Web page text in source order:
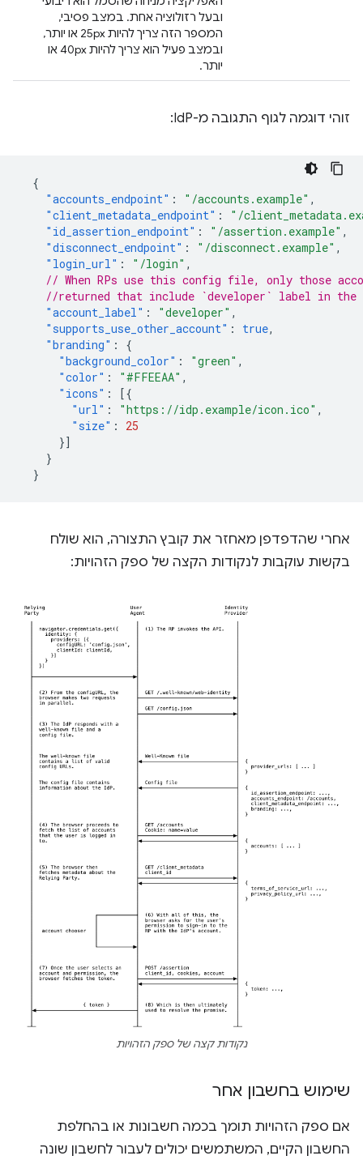
ובעל רזולוציה אחת. במצב פסיבי,
המספר הזה צריך להיות 25px או יותר,
ובמצב פעיל הוא צריך להיות 40px או
יותר.
זוהי דוגמה לגוף התגובה מ-IdP:
{
"accounts_endpoint" : "/accounts.example" ,
"client_metadata_endpoint" :
"/
"id_assertion_endpoint" : "/assertion.example" ,
"disconnect_endpoint" : "/disconnect.example" ,
"login_url" : "/login" ,
// When RPs use this config file, only those
//returned that include `developer` label in the
"account_label" : "developer" ,
"supports_use_other_account" : true,
"branding" :
{
"background_color" : "green" ,
"color" : "#FFEEAA" ,
"icons" :
[{
"url" : "https://idp.example/icon.ico" ,
"size" :
25
}]
}
}
אחרי שהדפדפן מאחזר את קובץ התצורה, הוא שולח
בקשות עוקבות לנקודות הקצה של ספק הזהויות:
נקודות קצה של ספק הזהויות
שימוש בחשבון אחר
אם ספק הזהויות תומך בכמה חשבונות או בהחלפת
החשבון הקיים, המשתמשים יכולים לעבור לחשבון שונה